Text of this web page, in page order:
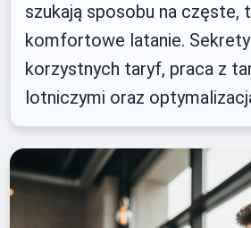
szukają sposobu na częste,
komfortowe latanie.
korzystnych taryf, praca z
lotniczymi oraz